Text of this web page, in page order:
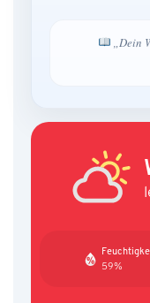
„Dein
59%